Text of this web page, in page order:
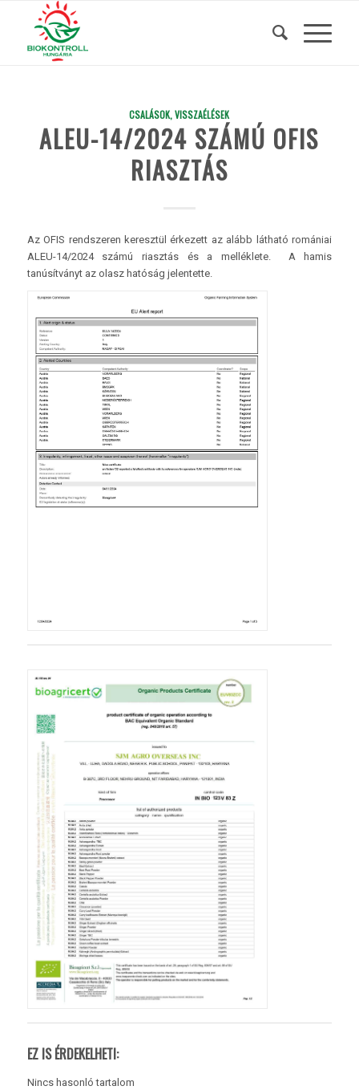
CSALÁSOK, VISSZAÉLÉSEK
ALEU-14/2024 SZÁMÚ OFIS
RIASZTÁS
Az OFIS rendszeren keresztül érkezett az alább látható romániai
ALEU-14/2024 számú riasztás és a melléklete. A hamis
tanúsítványt az olasz hatóság jelentette.
EZ IS ÉRDEKELHETI:
Nincs hasonló tartalom